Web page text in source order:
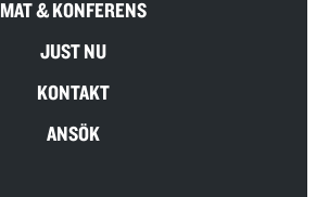
MAT & KONFERENS
JUST NU
KONTAKT
ANSÖK